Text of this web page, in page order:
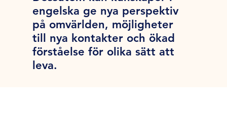
engelska ge nya perspektiv
på omvärlden, möjligheter
till nya kontakter och ökad
förståelse för olika sätt att
leva.